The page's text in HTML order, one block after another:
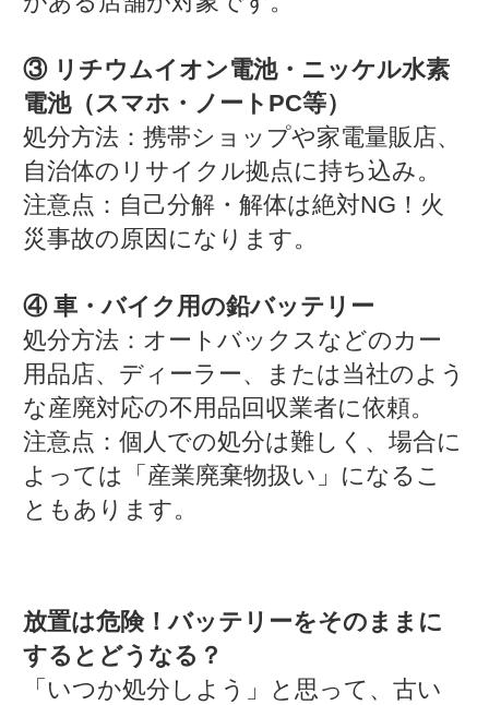
③ リチウムイオン電池・ニッケル水素
電池（スマホ・ノートPC等）
処分方法：携帯ショップや家電量販店、
自治体のリサイクル拠点に持ち込み。
注意点：自己分解・解体は絶対NG！火
災事故の原因になります。
④ 車・バイク用の鉛バッテリー
処分方法：オートバックスなどのカー
用品店、ディーラー、または当社のよう
な産廃対応の不用品回収業者に依頼。
注意点：個人での処分は難しく、場合に
よっては「産業廃棄物扱い」になるこ
ともあります。
放置は危険！バッテリーをそのままに
するとどうなる？
「いつか処分しよう」と思って、古い